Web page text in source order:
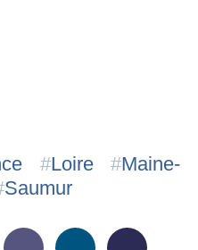
#Loire #Maine-
Saumur